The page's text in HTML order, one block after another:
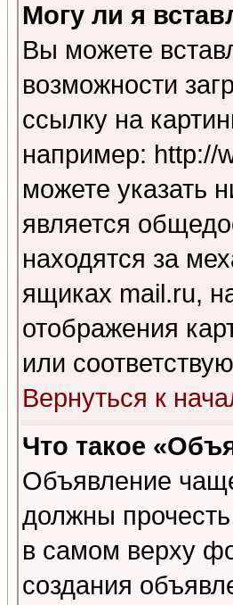
Могу ли я
Вы можете
возможности
ссылку на
например: http://
можете указать
является
находятся за
ящиках mail.ru,
отображения
или
Вернуться к
Что такое
Объявление
должны
в самом верху
создания